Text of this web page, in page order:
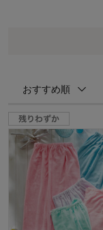
おすすめ順